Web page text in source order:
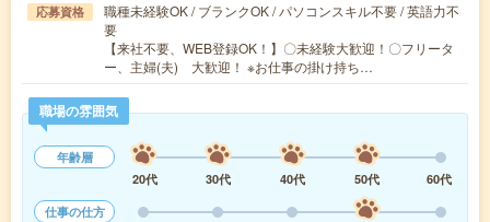
応募資格
職種未経験OK / ブランクOK / パソコンスキル不要 / 英語力不
要
【来社不要、WEB登録OK！】〇未経験大歓迎！〇フリータ
ー、主婦(夫) 大歓迎！ ※お仕事の掛け持ち…
職場の雰囲気
年齢層
20代
30代 40代 50代
60代
仕事の仕方